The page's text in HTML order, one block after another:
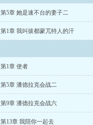
第5章 她是速不台的妻子二
第1章 我叫拔都蒙兀特人的汗
第1章 使者
第5章 潘德拉克会战二
第9章 潘德拉克会战六
第13章 我陪你一起去